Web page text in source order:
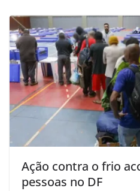
Ação contra o frio
pessoas no DF